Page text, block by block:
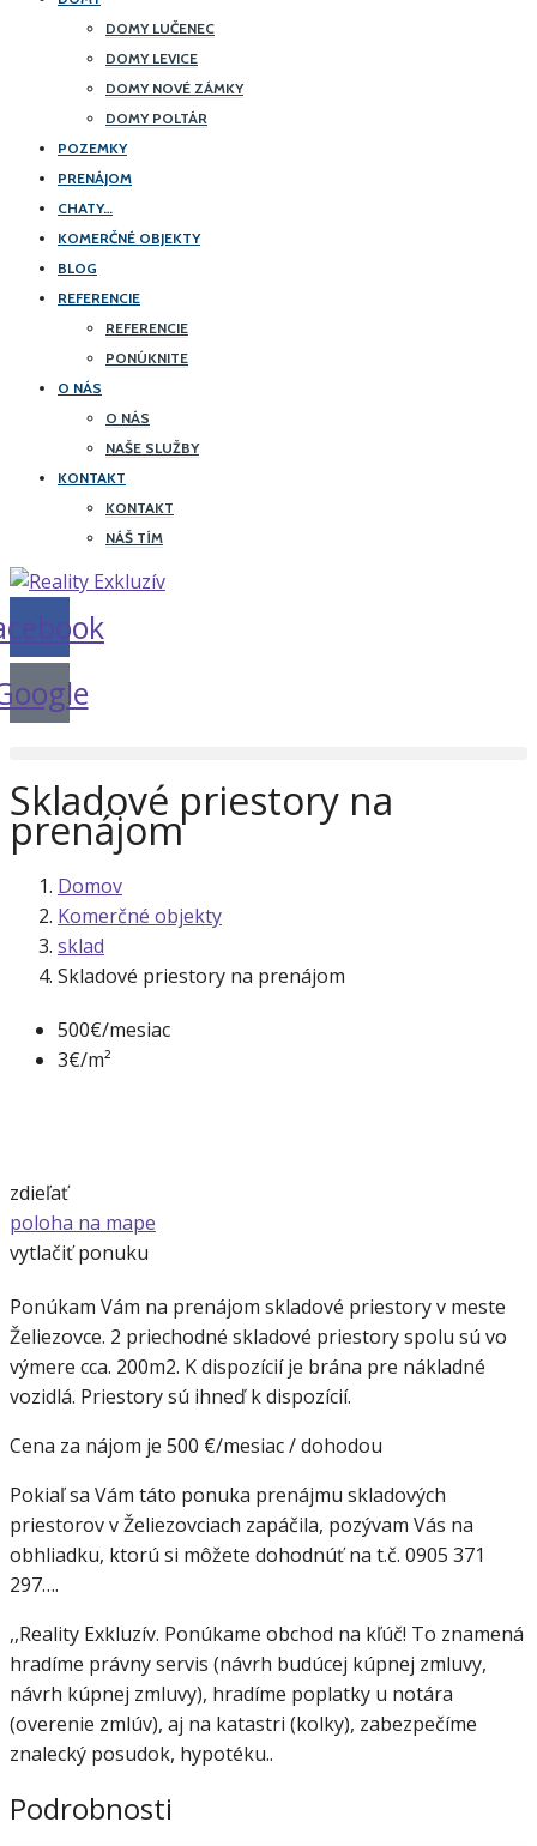
DOMY LUČENEC
DOMY LEVICE
DOMY NOVÉ ZÁMKY
DOMY POLTÁR
POZEMKY
PRENÁJOM
CHATY…
KOMERČNÉ OBJEKTY
BLOG
REFERENCIE
REFERENCIE
PONÚKNITE
O NÁS
O NÁS
NAŠE SLUŽBY
KONTAKT
KONTAKT
NÁŠ TÍM
Skladové priestory na
prenájom
Domov
Komerčné objekty
sklad
Skladové priestory na prenájom
500€/mesiac
3€/m²
zdieľať
poloha na mape
vytlačiť ponuku
Ponúkam Vám na prenájom skladové priestory v meste
Želiezovce. 2 priechodné skladové priestory spolu sú vo
výmere cca. 200m2. K dispozícií je brána pre nákladné
vozidlá. Priestory sú ihneď k dispozícií.
Cena za nájom je 500 €/mesiac / dohodou
Pokiaľ sa Vám táto ponuka prenájmu skladových
priestorov v Želiezovciach zapáčila, pozývam Vás na
obhliadku, ktorú si môžete dohodnúť na t.č. 0905 371
297….
,,Reality Exkluzív. Ponúkame obchod na kľúč! To znamená
hradíme právny servis (návrh budúcej kúpnej zmluvy,
návrh kúpnej zmluvy), hradíme poplatky u notára
(overenie zmlúv), aj na katastri (kolky), zabezpečíme
znalecký posudok, hypotéku..
Podrobnosti